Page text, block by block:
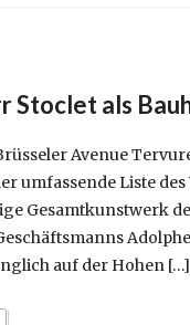
Stoclet als
Avenue
umfassende Liste
Gesamtkunstwerk
auf der Hohen […]